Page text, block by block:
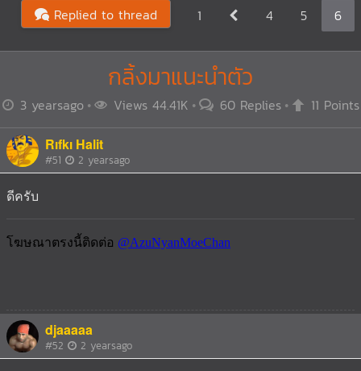
1 4 5 6
Replied to thread
กลิ้งมาแนะนำตัว
3 yearsago Views 44.41K 60 Replies 11 Points
Rıfkı Halit
#51 2 yearsago
ดีครับ
djaaaaa
#52 2 yearsago